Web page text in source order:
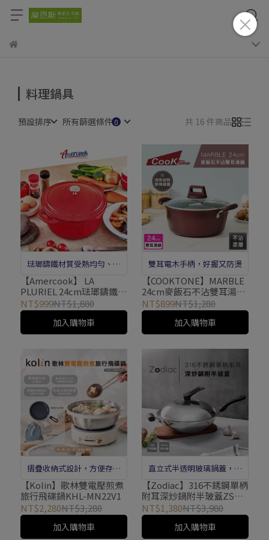
料理鍋具
預設排序 所有篩選條件 共 16 件商品
琺瑯鑄鐵材質受熱均勻、保
溫佳
【Amercook】 LA
PLURIEL 24cm琺瑯鑄鐵
鍋-赫本紅AC-0524VR
NT$999NT$1,880
加入購物車
雙耳電木手柄，好握又防燙
【COOKTONE】MARBLE
24cm麥飯石不沾雙耳湯鍋
附蓋CTM-SP24D
NT$899NT$1,280
加入購物車
摺疊收納式設計，方便存放
及攜帶
【Kolin】歌林雙電壓煎煮
旅行飛碟鍋KHL-MN22V1
NT$2,280NT$3,280
加入購物車
直立式半透明玻璃鍋蓋，烹
調狀態一目瞭然
【Zodiac】316不銹鋼單柄
附耳深炒鍋附半玻蓋ZSS-
FW3161
NT$1,380NT$3,980
加入購物車